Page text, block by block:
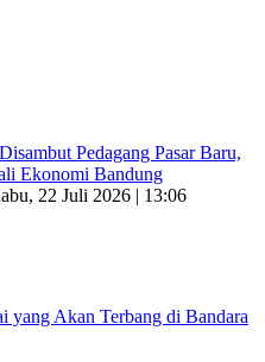
Pedagang Pasar Baru,
Ekonomi Bandung
22 Juli 2026 | 13:06
yang Akan Terbang di Bandara